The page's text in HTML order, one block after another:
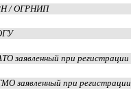
/ ОГРНИП
заявленный при регистрации
заявленный при регистрации